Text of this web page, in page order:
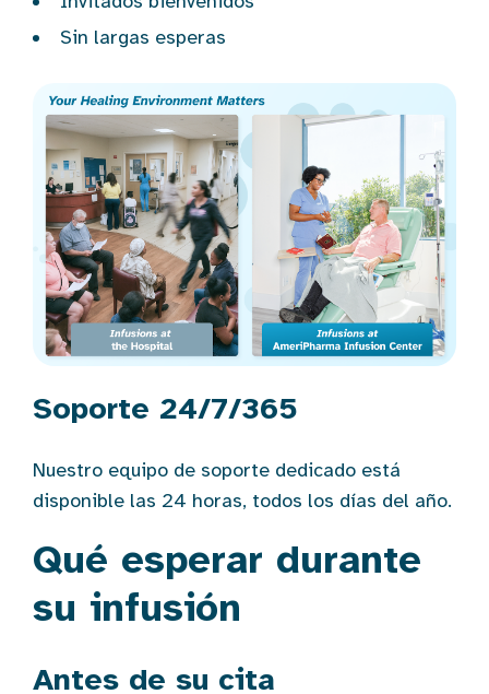
Sin largas esperas
Soporte 24/7/365
Nuestro equipo de soporte dedicado está
disponible las 24 horas, todos los días del año.
Qué esperar durante
su infusión
Antes de su cita